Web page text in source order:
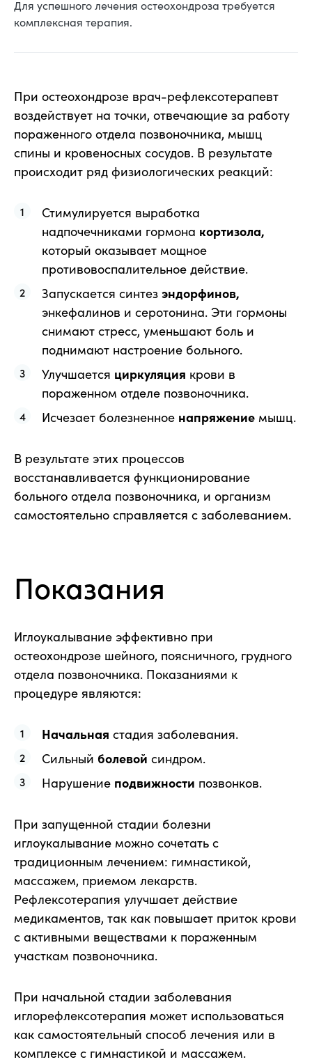
Для успешного лечения остеохондроза требуется
комплексная терапия.
При остеохондрозе врач-рефлексотерапевт
воздействует на точки, отвечающие за работу
пораженного отдела позвоночника, мышц
спины и кровеносных сосудов. В результате
происходит ряд физиологических реакций:
Стимулируется выработка
надпочечниками гормона кортизола,
который оказывает мощное
противовоспалительное действие.
Запускается синтез эндорфинов,
энкефалинов и серотонина. Эти гормоны
снимают стресс, уменьшают боль и
поднимают настроение больного.
Улучшается циркуляция крови в
пораженном отделе позвоночника.
Исчезает болезненное напряжение мышц.
В результате этих процессов
восстанавливается функционирование
больного отдела позвоночника, и организм
самостоятельно справляется с заболеванием.
Показания
Иглоукалывание эффективно при
остеохондрозе шейного, поясничного, грудного
отдела позвоночника. Показаниями к
процедуре являются:
Начальная стадия заболевания.
Сильный болевой синдром.
Нарушение подвижности позвонков.
При запущенной стадии болезни
иглоукалывание можно сочетать с
традиционным лечением: гимнастикой,
массажем, приемом лекарств.
Рефлексотерапия улучшает действие
медикаментов, так как повышает приток крови
с активными веществами к пораженным
участкам позвоночника.
При начальной стадии заболевания
иглорефлексотерапия может использоваться
как самостоятельный способ лечения или в
комплексе с гимнастикой и массажем.